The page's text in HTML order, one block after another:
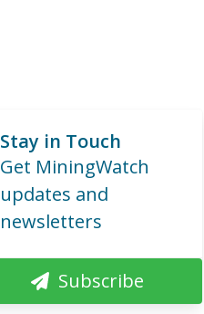
Stay in Touch
Get MiningWatch
updates and
newsletters
Subscribe